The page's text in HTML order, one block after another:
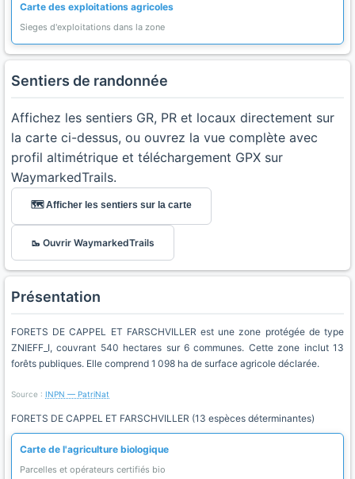
Carte des exploitations agricoles
Sieges d'exploitations dans la zone
Sentiers de randonnée
Affichez les sentiers GR, PR et locaux directement sur
la carte ci-dessus, ou ouvrez la vue complète avec
profil altimétrique et téléchargement GPX sur
WaymarkedTrails.
🗺️ Afficher les sentiers sur la carte
🥾 Ouvrir WaymarkedTrails
Présentation
FORETS DE CAPPEL ET FARSCHVILLER est une zone protégée de type
ZNIEFF_I, couvrant 540 hectares sur 6 communes. Cette zone inclut 13
forêts publiques. Elle comprend 1 098 ha de surface agricole déclarée.
Source : INPN — PatriNat
FORETS DE CAPPEL ET FARSCHVILLER (13 espèces déterminantes)
Carte de l'agriculture biologique
Parcelles et opérateurs certifiés bio